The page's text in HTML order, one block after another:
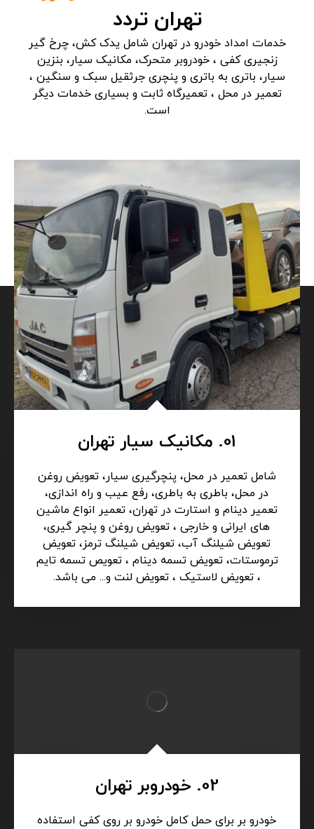
تهران تردد
خدمات امداد خودرو در تهران شامل یدک کش، چرخ گیر
زنجیری کفی ، خودروبر متحرک، مکانیک سیار، بنزین
سیار، باتری به باتری و پنچری جرثقیل سبک و سنگین ،
تعمیر در محل ، تعمیرگاه ثابت و بسیاری خدمات دیگر
است.
01. مکانیک سیار تهران
شامل تعمیر در محل، پنچرگیری سیار، تعویض روغن
در محل، باطری به باطری، رفع عیب و راه اندازی،
تعمیر دینام و استارت در تهران، تعمیر انواع ماشین
های ایرانی و خارجی ، تعویض روغن و پنچر گیری،
تعویض شیلنگ آب، تعویض شیلنگ ترمز، تعویض
ترموستات، تعویض تسمه دینام ، تعویص تسمه تایم
، تعویض لاستیک ، تعویض لنت و... می باشد.
02. خودروبر تهران
خودرو بر برای حمل کامل خودرو بر روی کفی استفاده